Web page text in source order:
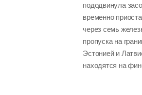
пододвинула
временно
через семь
пропуска на
Эстонией и
находятся на